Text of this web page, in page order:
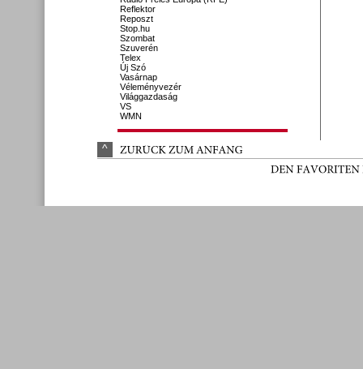
Reflektor
Reposzt
Stop.hu
Szombat
Szuverén
Telex
Új Szó
Vasárnap
Véleményvezér
Világgazdaság
VS
WMN
^ ZURÜCK ZUM ANFANG
DEN FAVORITEN